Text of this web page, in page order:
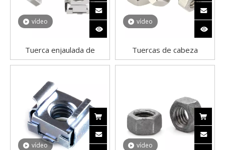
vídeo
Tuerca enjaulada de
bloqueo cuadrado de
vídeo
Tuercas de cabeza
hexagonal resistentes al
acero inoxidable DIN 934
vídeo vídeo